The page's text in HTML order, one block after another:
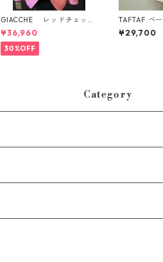
GIACCHE レッドチェッ
ク ジャケット
¥36,960
30%OFF
TAFTAF ベージュ コットン
ワンピース
¥29,700
Category